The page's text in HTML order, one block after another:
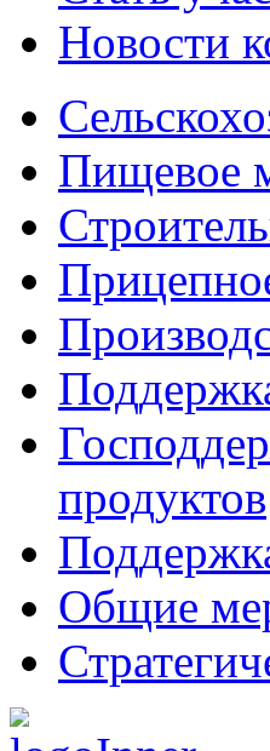
Новости
Пищевое
продуктов
Общие